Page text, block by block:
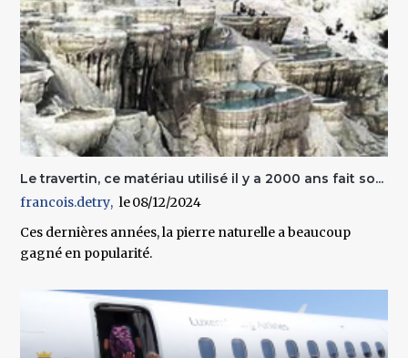
Le travertin, ce matériau utilisé il y a 2000 ans fait so...
francois.detry
08/12/2024
Ces dernières années, la pierre naturelle a beaucoup
gagné en popularité.